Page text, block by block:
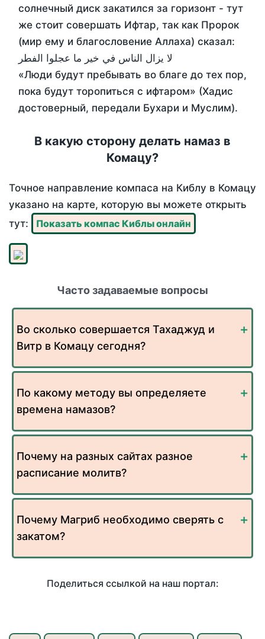
солнечный диск закатился за горизонт - тут
же стоит совершать Ифтар, так как Пророк
(мир ему и благословение Аллаха) сказал:
لا يزال الناس في خير ما عجلوا الفطر
«Люди будут пребывать во благе до тех пор,
пока будут торопиться с ифтаром» (Хадис
достоверный, передали Бухари и Муслим).
В какую сторону делать намаз в
Комацу?
Точное направление компаса на Киблу в Комацу
указано на карте, которую вы можете открыть
тут:
Показать компас Киблы онлайн
Часто задаваемые вопросы
Во сколько совершается Тахаджуд и
Витр в Комацу сегодня?
По какому методу вы определяете
времена намазов?
Почему на разных сайтах разное
расписание молитв?
Почему Магриб необходимо сверять с
закатом?
Поделиться ссылкой на наш портал: